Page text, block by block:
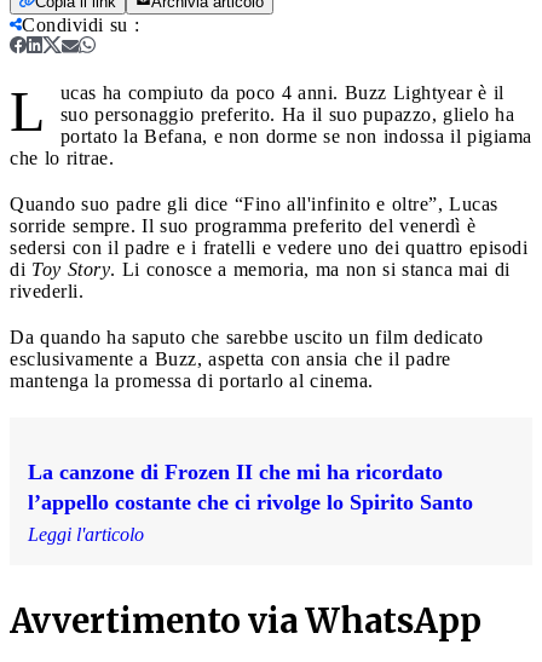
Condividi su :
L
ucas ha compiuto da poco 4 anni. Buzz Lightyear è il
suo personaggio preferito. Ha il suo pupazzo, glielo ha
portato la Befana, e non dorme se non indossa il pigiama
che lo ritrae.
Quando suo padre gli dice “Fino all'infinito e oltre”, Lucas
sorride sempre. Il suo programma preferito del venerdì è
sedersi con il padre e i fratelli e vedere uno dei quattro episodi
di Toy Story. Li conosce a memoria, ma non si stanca mai di
rivederli.
Da quando ha saputo che sarebbe uscito un film dedicato
esclusivamente a Buzz, aspetta con ansia che il padre
mantenga la promessa di portarlo al cinema.
La canzone di Frozen II che mi ha ricordato
l’appello costante che ci rivolge lo Spirito Santo
Leggi l'articolo
Avvertimento via WhatsApp